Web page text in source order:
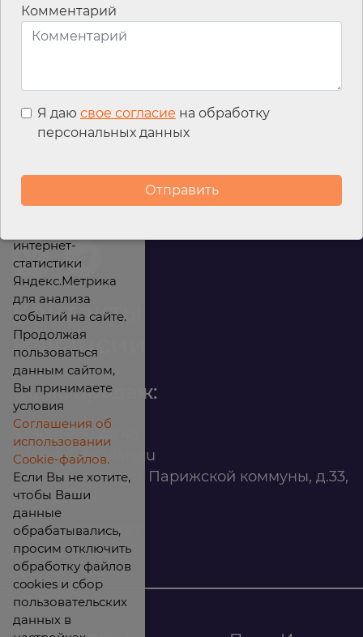
Контакты
Вакансии
Офис продаж:
infomarket@ilan.su
г. Красноярск, ул. Парижской коммуны, д.33,
помещ. 302
ИНН: 2465263327
Комментарий
Я даю свое согласие на обработку
персональных данных
файлы cookies для
работы сайта, а
интернет-
статистики
Яндекс.Метрика
для анализа
событий на сайте.
Продолжая
пользоваться
данным сайтом,
Вы принимаете
условия
Соглашения об
использовании
Cookie-файлов.
Если Вы не хотите,
чтобы Ваши
данные
обрабатывались,
просим отключить
обработку файлов
cookies и сбор
пользовательских
данных в